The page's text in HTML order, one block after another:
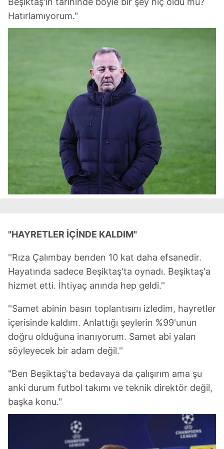
Sizlere daha iyi bir hizmet sunabilmek için İnternet
kullanılmaktadır. Bu çerezler vasıtasıyla çeşitli kişisel
verileriniz işlenmekte olup gerekli olan çerezler bilgi
toplumu hizmetlerinin sunulması amacıyla
kullanılmaktadır. Diğer çerezler, sitemizin daha işlevsel
kılınması ve kişiselleştirilmesi ve sizlere yönelik
reklam/pazarlama faaliyetlerinin yapılması, amaçlarıyla
sınırlı olarak açık rızanız dahilinde kullanılacaktır.
Çerezlere ilişkin tercihlerinizi aşağıda yer alan panel
vasıtasıyla belirleyebilirsiniz. Çerezlere ilişkin detaylı bilgi
için Ayarlar butonuna tıklayabilir,
Çerez Bilgilendirme
Metnimizi
ziyaret edebilirsiniz.
almak için lütfentıklayınız.
Hatırlamıyorum."
"HAYRETLER İÇİNDE KALDIM"
''Rıza Çalımbay benden 10 kat daha efsanedir.
Hayatında sadece Beşiktaş'ta oynadı. Beşiktaş'a
hizmet etti. İhtiyaç anında hep geldi.''
''Samet abinin basın toplantısını izledim, hayretler
içerisinde kaldım. Anlattığı şeylerin %99'unun
doğru olduğuna inanıyorum. Samet abi yalan
söyleyecek bir adam değil.''
"Ben Beşiktaş'ta bedavaya da çalışırım ama şu
anki durum futbol takımı ve teknik direktör değil,
başka konu."